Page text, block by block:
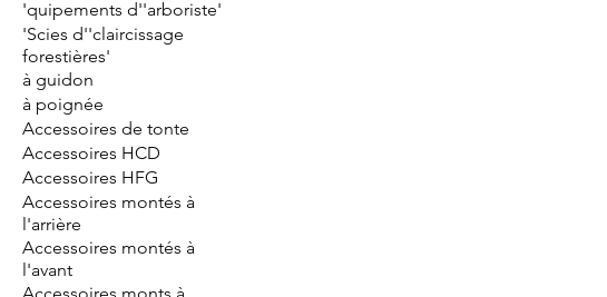
'quipements d''arboriste'
'Scies d''claircissage
forestières'
à guidon
à poignée
Accessoires de tonte
Accessoires HCD
Accessoires HFG
Accessoires montés à
l'arrière
Accessoires montés à
l'avant